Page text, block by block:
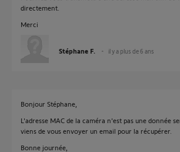
directement.
Merci
Stéphane F. il y a plus de 6 ans
Bonjour Stéphane,
L'adresse MAC de la caméra n'est pas une donnée
viens de vous envoyer un email pour la récupérer.
Bonne journée,